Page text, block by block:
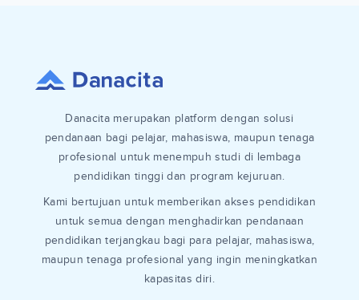
Danacita merupakan platform dengan solusi
pendanaan bagi pelajar, mahasiswa, maupun tenaga
profesional untuk menempuh studi di lembaga
pendidikan tinggi dan program kejuruan.
Kami bertujuan untuk memberikan akses pendidikan
untuk semua dengan menghadirkan pendanaan
pendidikan terjangkau bagi para pelajar, mahasiswa,
maupun tenaga profesional yang ingin meningkatkan
kapasitas diri.